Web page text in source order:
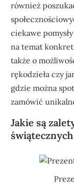
również
ciekawe
na temat
także o
rękodzieła czy
gdzie można
zamówić
Jakie są